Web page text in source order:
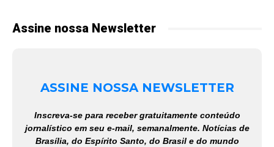
Assine nossa Newsletter
ASSINE NOSSA NEWSLETTER
Inscreva-se para receber gratuitamente conteúdo
jornalístico em seu e-mail, semanalmente. Notícias de
Brasília, do Espírito Santo, do Brasil e do mundo